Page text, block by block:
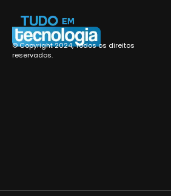
© Copyright 2024, Todos os direitos
reservados.